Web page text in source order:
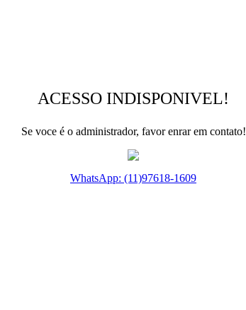
ACESSO INDISPONIVEL!
Se voce é o administrador, favor enrar em contato!
WhatsApp: (11)97618-1609